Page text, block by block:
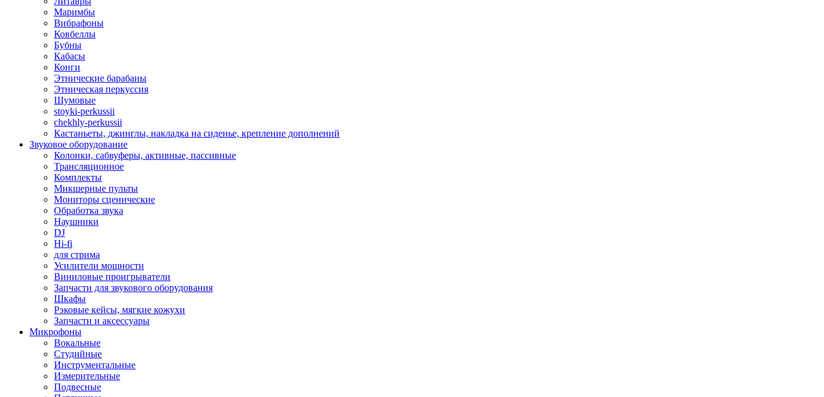
Маримбы
Вибрафоны
Ковбеллы
Бубны
Кабасы
Конги
Этнические барабаны
Этническая перкуссия
Шумовые
stoyki-perkussii
chekhly-perkussii
Кастаньеты, джинглы, накладка на сиденье, крепление дополнений
Звуковое оборудование
Колонки, сабвуферы, активные, пассивные
Трансляционное
Комплекты
Микшерные пульты
Мониторы сценические
Обработка звука
Наушники
DJ
Hi-fi
для стрима
Усилители мощности
Виниловые проигрыватели
Запчасти для звукового оборудования
Шкафы
Рэковые кейсы, мягкие кожухи
Запчасти и аксессуары
Микрофоны
Вокальные
Студийные
Инструментальные
Измерительные
Подвесные